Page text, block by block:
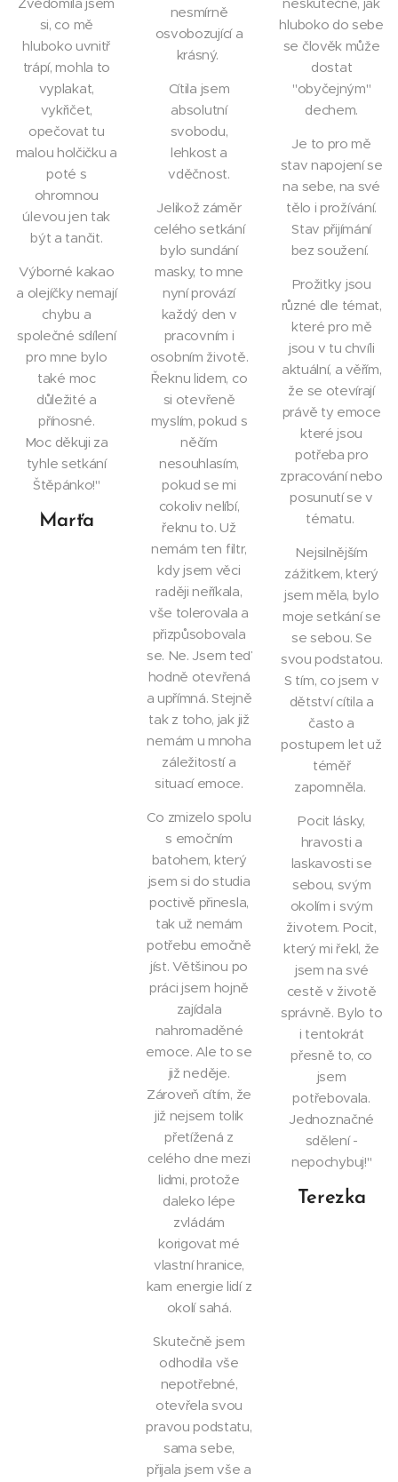
si, co mě
hluboko uvnitř
trápí, mohla to
vyplakat,
vykřičet,
opečovat tu
malou holčičku a
poté s
ohromnou
úlevou jen tak
být a tančit.
Výborné kakao
a olejíčky nemají
chybu a
společné sdílení
pro mne bylo
také moc
důležité a
přínosné.
Moc děkuji za
tyhle setkání
Štěpánko!"
Marťa
nesmírně
osvobozující a
krásný.
Cítila jsem
absolutní
svobodu,
lehkost a
vděčnost.
Jelikož záměr
celého setkání
bylo sundání
masky, to mne
nyní provází
každý den v
pracovním i
osobním životě.
Řeknu lidem, co
si otevřeně
myslím, pokud s
něčím
nesouhlasím,
pokud se mi
cokoliv nelíbí,
řeknu to. Už
nemám ten filtr,
kdy jsem věci
raději neříkala,
vše tolerovala a
přizpůsobovala
se. Ne. Jsem teď
hodně otevřená
a upřímná. Stejně
tak z toho, jak již
nemám u mnoha
záležitostí a
situací emoce.
Co zmizelo spolu
s emočním
batohem, který
jsem si do studia
poctivě přinesla,
tak už nemám
potřebu emočně
jíst. Většinou po
práci jsem hojně
zajídala
nahromaděné
emoce. Ale to se
již neděje.
Zároveň cítím, že
již nejsem tolik
přetížená z
celého dne mezi
lidmi, protože
daleko lépe
zvládám
korigovat mé
vlastní hranice,
kam energie lidí z
okolí sahá.
Skutečně jsem
odhodila vše
nepotřebné,
otevřela svou
pravou podstatu,
sama sebe,
přijala jsem vše a
hluboko do sebe
se člověk může
dostat
"obyčejným"
dechem.
Je to pro mě
stav napojení se
na sebe, na své
tělo i prožívání.
Stav přijímání
bez soužení.
Prožitky jsou
různé dle témat,
které pro mě
jsou v tu chvíli
aktuální, a věřím,
že se otevírají
právě ty emoce
které jsou
potřeba pro
zpracování nebo
posunutí se v
tématu.
Nejsilnějším
zážitkem, který
jsem měla, bylo
moje setkání se
se sebou. Se
svou podstatou.
S tím, co jsem v
dětství cítila a
často a
postupem let už
téměř
zapomněla.
Pocit lásky,
hravosti a
laskavosti se
sebou, svým
okolím i svým
životem. Pocit,
který mi řekl, že
jsem na své
cestě v životě
správně. Bylo to
i tentokrát
přesně to, co
jsem
potřebovala.
Jednoznačné
sdělení -
nepochybuj!"
Terezka